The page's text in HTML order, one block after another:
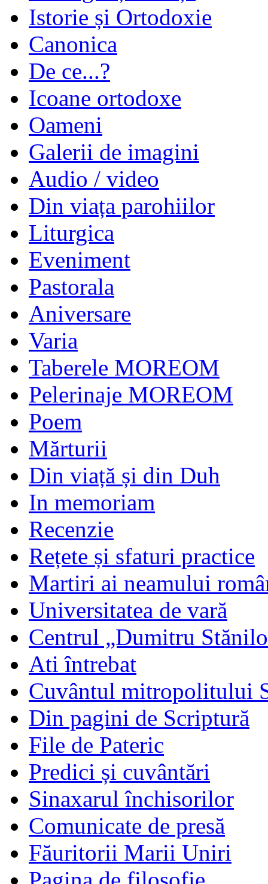
Istorie și Ortodoxie
Canonica
De ce...?
Icoane ortodoxe
Oameni
Galerii de imagini
Audio / video
Din viața parohiilor
Liturgica
Eveniment
Pastorala
Aniversare
Varia
Taberele MOREOM
Pelerinaje MOREOM
Poem
Mărturii
Din viață și din Duh
In memoriam
Recenzie
Rețete și sfaturi practice
Martiri ai neamului
Universitatea de vară
Centrul „Dumitru
Ati întrebat
Cuvântul mitropolitului
Din pagini de Scriptură
File de Pateric
Predici și cuvântări
Sinaxarul închisorilor
Comunicate de presă
Făuritorii Marii Uniri